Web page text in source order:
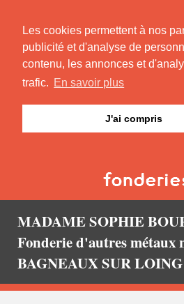
Les cookies permettent à nos
publicité et d'analyse de
contenu, les annonces et
trafic. En savoir plus
J'ai compris
MADAME SOPHIE
Fonderie d'autres métaux
BAGNEAUX SUR LOING